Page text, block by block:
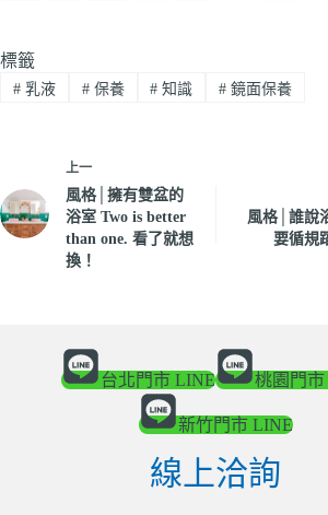
標籤
#乳液 #保養 # 知識 # 鏡面保養
上一
風格│擁有雙盆的
浴室 Two is better
than one. 看了就想
換！
風格│誰說
要循規
台北門市 LINE 桃園門
新竹門市 LINE
線上洽詢